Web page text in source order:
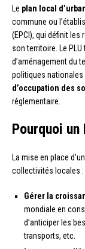
Le plan local
commune ou
(EPCI), qui définit les
son territoire. Le
d’aménagement du
politiques nationales
d’occupation des
réglementaire.
Pourquoi
La mise en place
collectivités locales :
Gérer la
mondiale en
d’anticiper les
transports, etc.